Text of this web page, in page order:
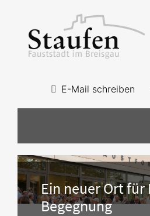
E-Mail schreiben
Ein neuer Ort
Begegnung